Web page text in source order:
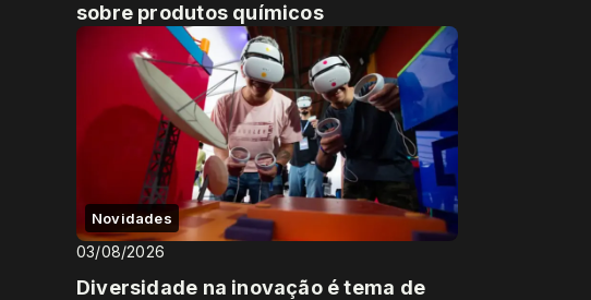
sobre produtos químicos
Novidades
03/08/2026
Diversidade na inovação é tema de